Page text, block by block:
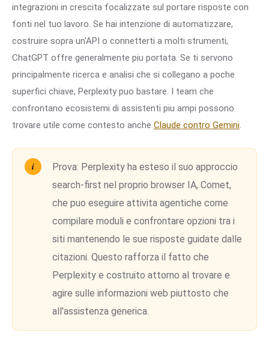
integrazioni in crescita focalizzate sul portare risposte con
fonti nel tuo lavoro. Se hai intenzione di automatizzare,
costruire sopra un'API o connetterti a molti strumenti,
ChatGPT offre generalmente piu portata. Se ti servono
principalmente ricerca e analisi che si collegano a poche
superfici chiave, Perplexity puo bastare. I team che
confrontano ecosistemi di assistenti piu ampi possono
trovare utile come contesto anche Claude contro Gemini.
Prova: Perplexity ha esteso il suo approccio
search-first nel proprio browser IA, Comet,
che puo eseguire attivita agentiche come
compilare moduli e confrontare opzioni tra i
siti mantenendo le sue risposte guidate dalle
citazioni. Questo rafforza il fatto che
Perplexity e costruito attorno al trovare e
agire sulle informazioni web piuttosto che
all'assistenza generica.